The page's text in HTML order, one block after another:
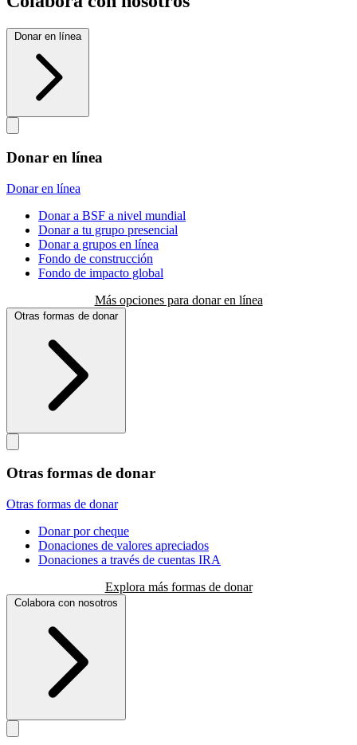
Donar en línea
Donar en línea
Donar en línea
Donar a BSF a nivel mundial
Donar a tu grupo presencial
Donar a grupos en línea
Fondo de construcción
Fondo de impacto global
Más opciones para donar en línea
Otras formas de donar
Otras formas de donar
Otras formas de donar
Donar por cheque
Donaciones de valores apreciados
Donaciones a través de cuentas IRA
Explora más formas de donar
Colabora con nosotros